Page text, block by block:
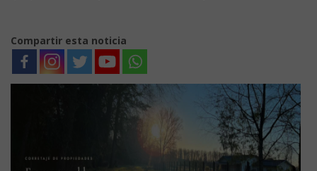
Compartir esta noticia